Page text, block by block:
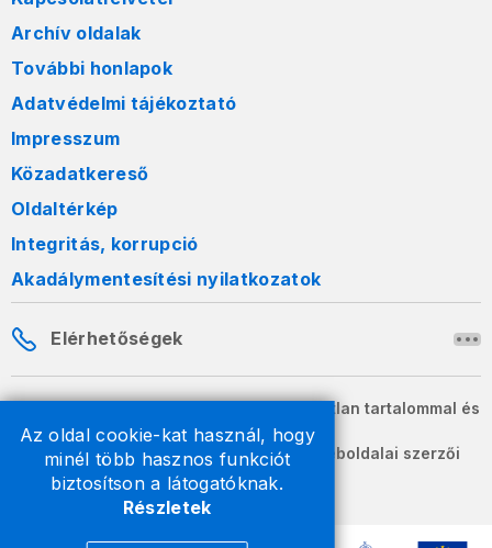
Az oldal cookie-kat használ, hogy
minél több hasznos funkciót
biztosítson a látogatóknak.
Részletek
Archív oldalak
További honlapok
Adatvédelmi tájékoztató
Impresszum
Közadatkereső
Oldaltérkép
Integritás, korrupció
Akadálymentesítési nyilatkozatok
Elérhetőségek
A honlapon szereplő információk változatlan tartalommal és
formában szabadon terjeszthetők.
2026 © A Nemzeti Adó- és Vámhivatal weboldalai szerzői
jogvédelem alatt állnak.